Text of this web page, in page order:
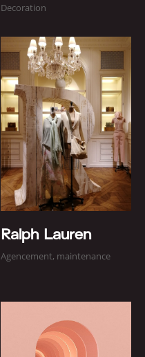
Decoration
Ralph Lauren
Agencement, maintenance